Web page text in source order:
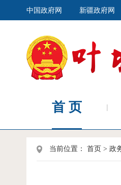
中国政府网 新疆政府网
首 页
当前位置： 首页 > 政